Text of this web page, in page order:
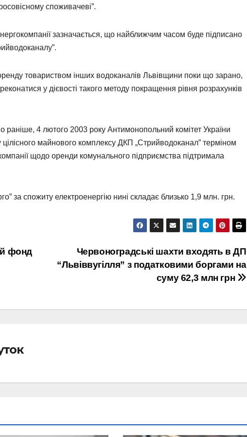
споживачеві”.
зазначається, що найближчим часом буде підписано
товариством інших водоканалів Львівщини поки що зарано,
у дієвості такого методу покращення рівня розрахунків
раніше, 4 лютого 2003 року Антимонопольний комітет України
майнового комплексу ДКП „Стрийводоканал” терміном
щодо оренди комунального підприємства підтримала
за спожиту електроенергію нині складає близько 1,9 млн. грн.
Червоноградські шахти входять в ДП
“Львіввугілля” з податковими боргами на
суму 62,3 млн грн
фонд